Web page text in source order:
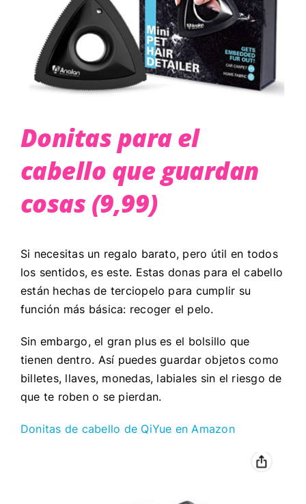
Donitas para el
cabello que guardan
cosas (9,99)
Si necesitas un regalo barato, pero útil en todos
los sentidos, es este. Estas donas para el cabello
están hechas de terciopelo para cumplir su
función más básica: recoger el pelo.
Sin embargo, el gran plus es el bolsillo que
tienen dentro. Así puedes guardar objetos como
billetes, llaves, monedas, labiales sin el riesgo de
que te roben o se pierdan.
Donitas de cabello de QiYue en Amazon